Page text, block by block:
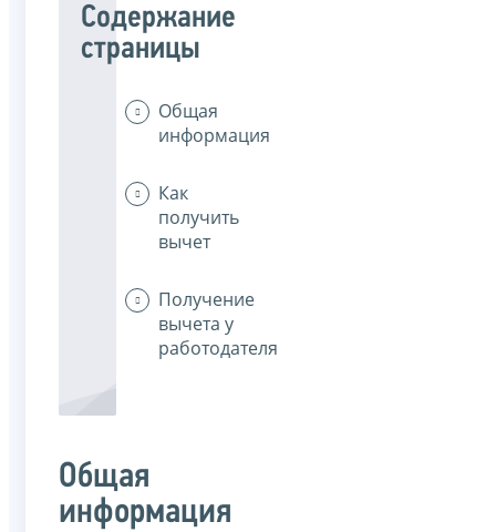
Содержание
страницы
Общая
информация
Как
получить
вычет
Получение
вычета у
работодателя
Общая
информация